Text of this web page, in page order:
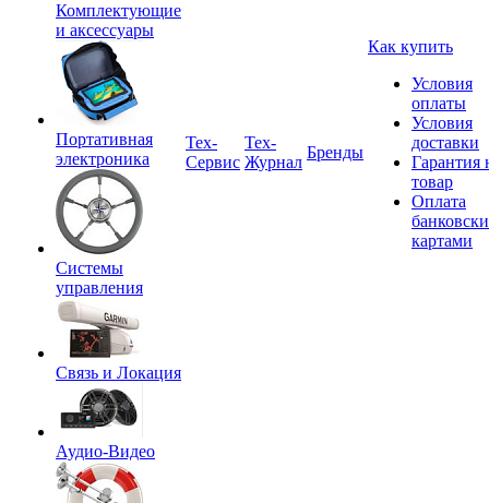
Комплектующие
и аксессуары
Портативная
электроника
Системы
управления
Связь и Локация
Аудио-Видео
Tex-
Сервис
Тех-
Журнал
Бренды
Как купить
Условия
оплаты
Условия
доставки
Гарантия
товар
Оплата
картами